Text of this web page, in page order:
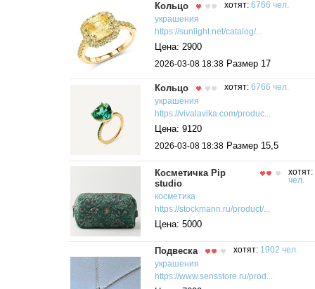
Кольцо хотят: 6766 чел.
украшения
https://sunlight.net/catalog/...
Цена: 2900
2026-03-08 18:38 Размер 17
Кольцо хотят: 6766 чел.
украшения
https://vivalavika.com/produc...
Цена: 9120
2026-03-08 18:38 Размер 15,5
Косметичка Pip
studio
хотят:
чел.
косметика
https://stockmann.ru/product/...
Цена: 5000
Подвеска хотят: 1902 чел.
украшения
https://www.sensstore.ru/prod...